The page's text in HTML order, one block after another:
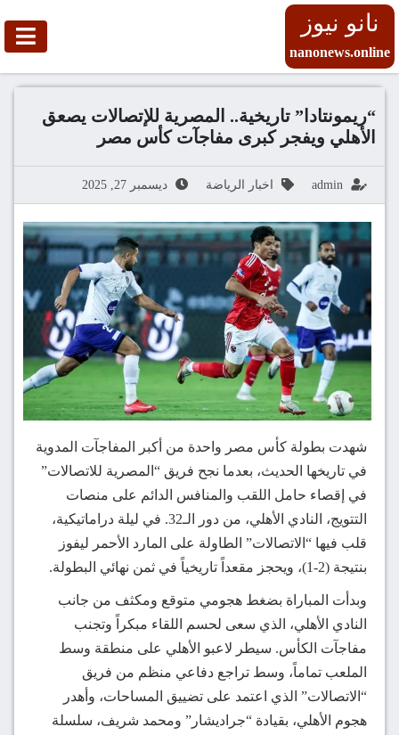
نانو نيوز
nanonews.online
“ريمونتادا” تاريخية.. المصرية للإتصالات يصعق
الأهلي ويفجر كبرى مفاجآت كأس مصر
admin اخبار الرياضة ديسمبر 27, 2025
شهدت بطولة كأس مصر واحدة من أكبر المفاجآت المدوية
في تاريخها الحديث، بعدما نجح فريق “المصرية للاتصالات”
في إقصاء حامل اللقب والمنافس الدائم على منصات
التتويج، النادي الأهلي، من دور الـ32. في ليلة دراماتيكية،
قلب فيها “الاتصالات” الطاولة على المارد الأحمر ليفوز
بنتيجة (2-1)، ويحجز مقعداً تاريخياً في ثمن نهائي البطولة.
وبدأت المباراة بضغط هجومي متوقع ومكثف من جانب
النادي الأهلي، الذي سعى لحسم اللقاء مبكراً وتجنب
مفاجآت الكأس. سيطر لاعبو الأهلي على منطقة وسط
الملعب تماماً، وسط تراجع دفاعي منظم من فريق
“الاتصالات” الذي اعتمد على تضييق المساحات، وأهدر
هجوم الأهلي، بقيادة “جراديشار” ومحمد شريف، سلسلة